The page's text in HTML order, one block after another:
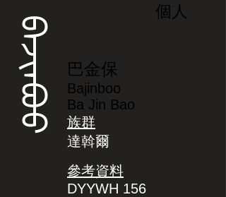
ᠪᠠᠵᡳᠨᠪᠣᠣ
個人
巴金保
Bajinboo
Ba Jin Bao
族群
達斡爾
參考資料
DYYWH 156